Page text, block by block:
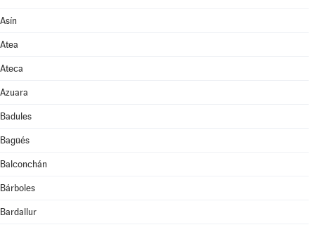
Asín
Atea
Ateca
Azuara
Badules
Bagüés
Balconchán
Bárboles
Bardallur